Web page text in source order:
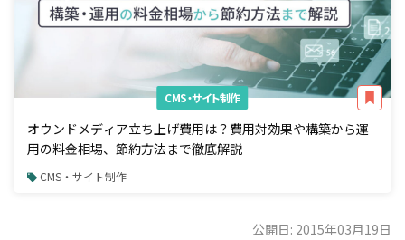
CMS・サイト制作
オウンドメディア立ち上げ費用は？費用対効果や構築から運
用の料金相場、節約方法まで徹底解説
CMS・サイト制作
公開日: 2015年03月19日